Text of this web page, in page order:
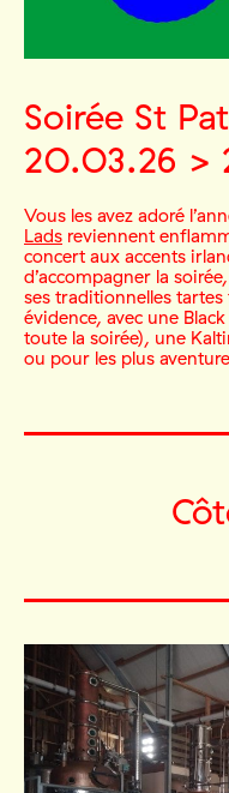
Soirée St
20.03.26 >
Vous les avez adoré
Lads reviennent
concert aux accents
d’accompagner la
ses traditionnelles
évidence, avec une
toute la soirée), une
ou pour les plus